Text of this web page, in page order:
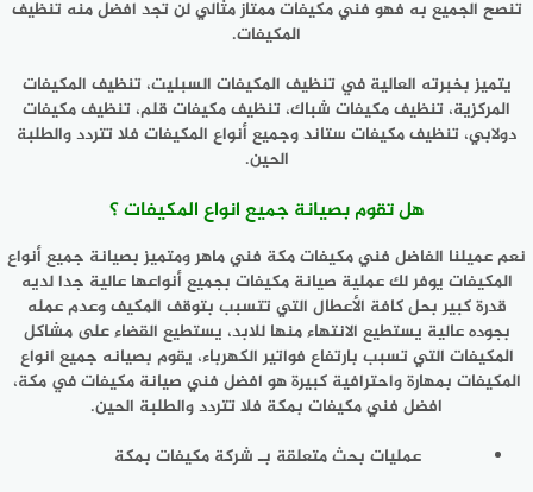
تنصح الجميع به فهو فني مكيفات ممتاز مثالي لن تجد افضل منه تنظيف
المكيفات.
يتميز بخبرته العالية في تنظيف المكيفات السبليت، تنظيف المكيفات
المركزية، تنظيف مكيفات شباك، تنظيف مكيفات قلم، تنظيف مكيفات
دولابي، تنظيف مكيفات ستاند وجميع أنواع المكيفات فلا تتردد والطلبة
الحين.
هل تقوم بصيانة جميع انواع المكيفات ؟
نعم عميلنا الفاضل فني مكيفات مكة فني ماهر ومتميز بصيانة جميع أنواع
المكيفات يوفر لك عملية صيانة مكيفات بجميع أنواعها عالية جدا لديه
قدرة كبير بحل كافة الأعطال التي تتسبب بتوقف المكيف وعدم عمله
بجوده عالية يستطيع الانتهاء منها للابد، يستطيع القضاء على مشاكل
المكيفات التي تسبب بارتفاع فواتير الكهرباء، يقوم بصيانه جميع انواع
المكيفات بمهارة واحترافية كبيرة هو افضل فني صيانة مكيفات في مكة،
افضل فني مكيفات بمكة فلا تتردد والطلبة الحين.
عمليات بحث متعلقة بـ شركة مكيفات بمكة